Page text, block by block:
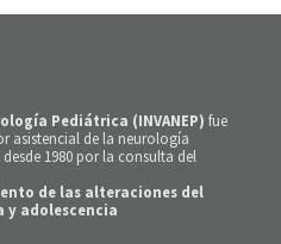
Pediátrica (INVANEP) fue
asistencial de la neurología
1980 por la consulta del
de las alteraciones del
y adolescencia